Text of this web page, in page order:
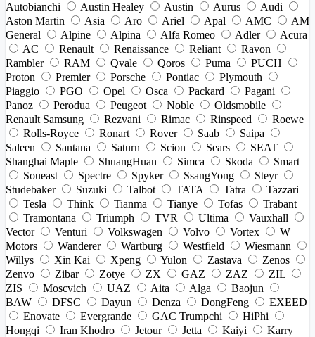
Autobianchi
Austin Healey Austin Aurus
Audi
Aston Martin
Asia Aro Ariel Apal AMC
AM
General
Alpine Alpina Alfa Romeo Adler
Acura
AC
Renault Renaissance Reliant
Ravon
Rambler
RAM Qvale Qoros Puma
PUCH
Proton
Premier Porsche Pontiac
Plymouth
Piaggio
PGO Opel Osca Packard
Pagani
Panoz
Perodua Peugeot Noble
Oldsmobile
Renault Samsung
Rezvani Rimac Rinspeed
Roewe
Rolls-Royce
Ronart Rover Saab
Saipa
Saleen
Santana Saturn Scion Sears
SEAT
Shanghai Maple
ShuangHuan Simca Skoda
Smart
Soueast
Spectre Spyker SsangYong
Steyr
Studebaker
Suzuki Talbot TATA Tatra
Tazzari
Tesla
Think Tianma Tianye Tofas
Trabant
Tramontana
Triumph TVR Ultima
Vauxhall
Vector
Venturi Volkswagen Volvo Vortex
W
Motors
Wanderer Wartburg Westfield
Wiesmann
Willys
Xin Kai Xpeng Yulon Zastava
Zenos
Zenvo
Zibar Zotye ZX GAZ ZAZ
ZIL
ZIS
Moscvich UAZ Aita Alga
Baojun
BAW
DFSC Dayun Denza DongFeng
EXEED
Enovate
Evergrande GAC Trumpchi
HiPhi
Hongqi
Iran Khodro Jetour Jetta Kaiyi
Karry